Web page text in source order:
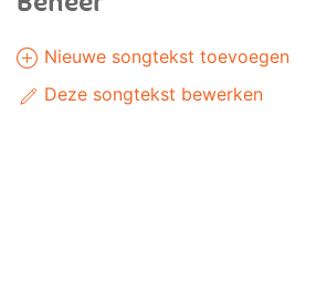
Nieuwe songtekst toevoegen
Deze songtekst bewerken